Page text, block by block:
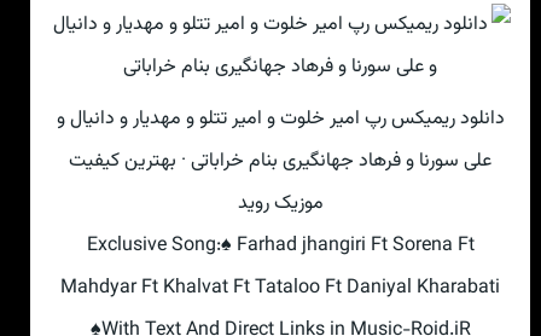
دانلود ریمیکس رپ امیر خلوت و امیر تتلو و مهدیار و دانیال و
علی سورنا و فرهاد جهانگیری بنام خراباتی · بهترین کیفیت
موزیک روید
Exclusive Song:♠ Farhad jhangiri Ft Sorena Ft
Mahdyar Ft Khalvat Ft Tataloo Ft Daniyal Kharabati